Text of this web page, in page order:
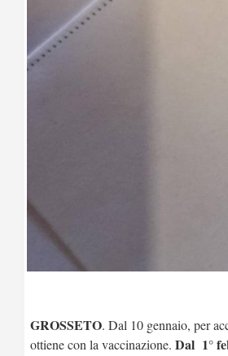
GROSSETO. Dal 10 gennaio, per
ottiene con la vaccinazione. Dal 1°